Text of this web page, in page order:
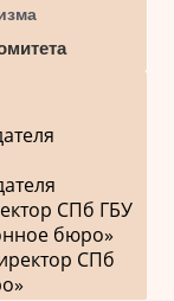
СПб ГБУ
бюро»
СПб